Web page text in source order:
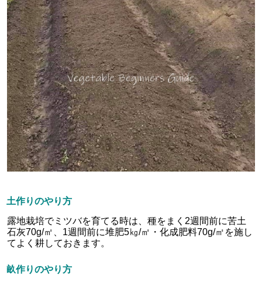
土作りのやり方
露地栽培でミツバを育てる時は、種をまく2週間前に苦土
石灰70g/㎡、1週間前に堆肥5㎏/㎡・化成肥料70g/㎡を施し
てよく耕しておきます。
畝作りのやり方